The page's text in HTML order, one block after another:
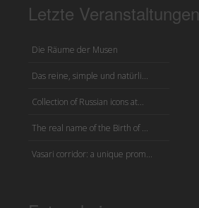
Letzte Veranstaltungen
Die Räume der Musen
Das reine, simple und natürli...
Collection of Russian icons at...
The real name of the Birth of ...
Vasari corridor: a unique prom...